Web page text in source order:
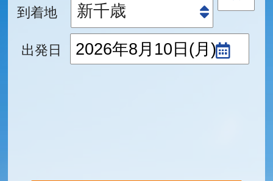
到着地
出発日